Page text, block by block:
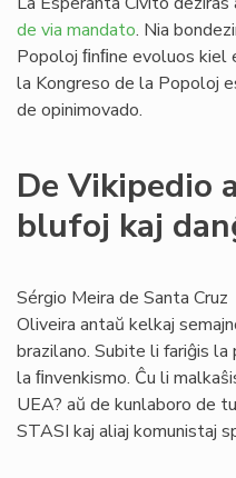
de via mandato. Nia
Popoloj ﬁnﬁne evoluos kiel
la Kongreso de la Popoloj
de opinimovado.
De Vikipedio
blufoj kaj
Sérgio Meira de Santa Cruz
Oliveira antaŭ kelkaj
brazilano. Subite li fariĝis
la ﬁnvenkismo. Ĉu li
UEA? aŭ de kunlaboro de
STASI kaj aliaj komunistaj